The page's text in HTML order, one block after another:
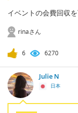
イベントの会費回収
rinaさん
6 6270
Julie N
日本